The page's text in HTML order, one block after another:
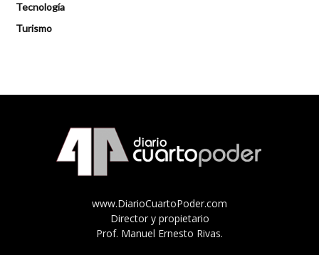
Tecnología
Turismo
www.DiarioCuartoPoder.com
Director y propietario
Prof. Manuel Ernesto Rivas.